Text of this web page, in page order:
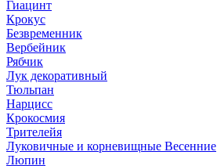
Гиацинт
Крокус
Безвременник
Вербейник
Рябчик
Лук декоративный
Тюльпан
Нарцисс
Крокосмия
Трителейя
Луковичные и корневищные Весенние
Люпин